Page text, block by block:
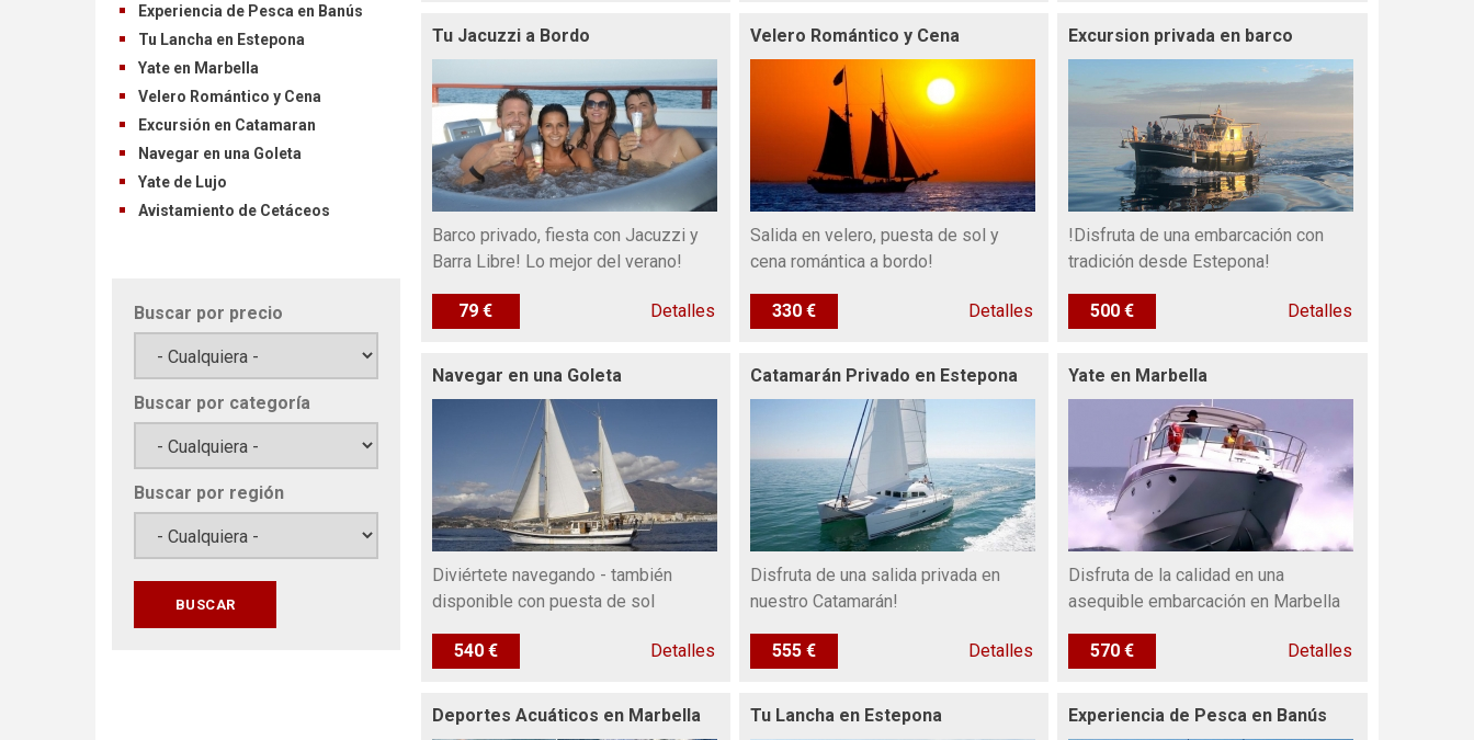
Experiencia de Pesca en Banús
Tu Lancha en Estepona
Yate en Marbella
Velero Romántico y Cena
Excursión en Catamaran
Navegar en una Goleta
Yate de Lujo
Avistamiento de Cetáceos
Buscar por precio
Buscar por categoría
Buscar por región
Tu Jacuzzi a Bordo
Barco privado, fiesta con Jacuzzi y
Barra Libre! Lo mejor del verano!
79 € Detalles
Velero Romántico y Cena
Salida en velero, puesta de sol y
cena romántica a bordo!
330 € Detalles
Excursion privada en barco
!Disfruta de una embarcación con
tradición desde Estepona!
500 € Detalles
Navegar en una Goleta
Diviértete navegando - también
disponible con puesta de sol
540 € Detalles
Catamarán Privado en Estepona
Disfruta de una salida privada en
nuestro Catamarán!
555 € Detalles
Yate en Marbella
Disfruta de la calidad en una
asequible embarcación en Marbella
570 € Detalles
Deportes Acuáticos en Marbella Tu Lancha en Estepona Experiencia de Pesca en Banús